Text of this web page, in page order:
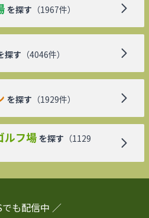
を探す （1967件）
探す （4046件）
を探す （1929件）
ルフ場 を探す （1129
も配信中 ／